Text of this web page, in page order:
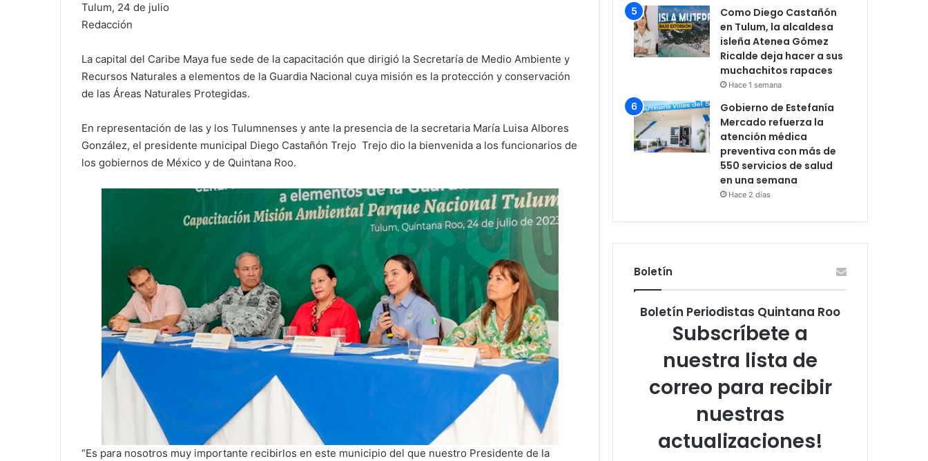
Tulum, 24 de julio
Redacción
La capital del Caribe Maya fue sede de la capacitación que dirigió la Secretaría de Medio Ambiente y
Recursos Naturales a elementos de la Guardia Nacional cuya misión es la protección y conservación
de las Áreas Naturales Protegidas.
En representación de las y los Tulumnenses y ante la presencia de la secretaria María Luisa Albores
González, el presidente municipal Diego Castañón Trejo Trejo dio la bienvenida a los funcionarios de
los gobiernos de México y de Quintana Roo.
“Es para nosotros muy importante recibirlos en este municipio del que nuestro Presidente de la
Como Diego Castañón
en Tulum, la alcaldesa
isleña Atenea Gómez
Ricalde deja hacer a sus
muchachitos rapaces
Hace 1 semana
Gobierno de Estefanía
Mercado refuerza la
atención médica
preventiva con más de
550 servicios de salud
en una semana
Hace 2 días
Boletín
Boletín Periodistas Quintana Roo
Subscríbete a
nuestra lista de
correo para recibir
nuestras
actualizaciones!